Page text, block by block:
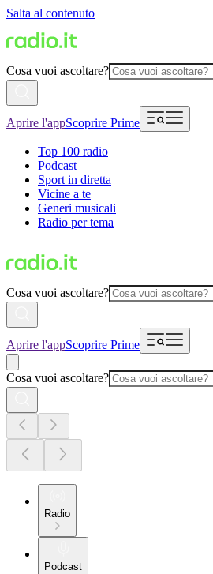
Salta al contenuto
Cosa vuoi ascoltare?
Aprire l'appScoprire Prime
Top 100 radio
Podcast
Sport in diretta
Vicine a te
Generi musicali
Radio per tema
Cosa vuoi ascoltare?
Aprire l'appScoprire Prime
Cosa vuoi ascoltare?
Radio
Podcast